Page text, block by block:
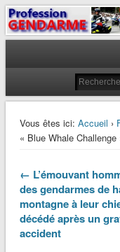
Profession
Le journal des gendarmes
Vous êtes ici: Accueil ›
« Blue Whale
← L’émouvant
des gendarmes de
montagne à leur
décédé après un
accident